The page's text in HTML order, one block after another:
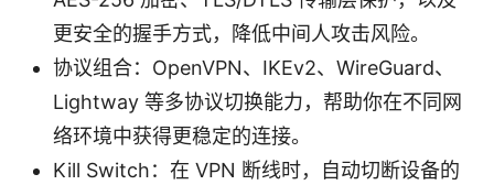
更安全的握手方式，降低中间人攻击风险。
协议组合：OpenVPN、IKEv2、WireGuard、
Lightway 等多协议切换能力，帮助你在不同网
络环境中获得更稳定的连接。
Kill Switch：在 VPN 断线时，自动切断设备的